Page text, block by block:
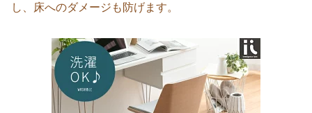
し、床へのダメージも防げます。